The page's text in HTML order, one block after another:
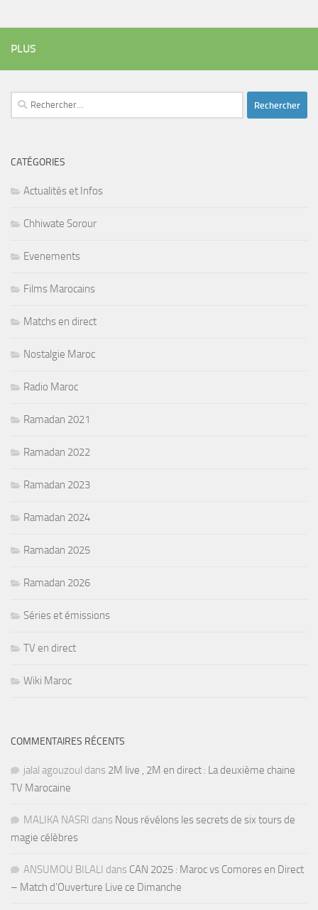
PLUS
Rechercher :
CATÉGORIES
Actualités et Infos
Chhiwate Sorour
Evenements
Films Marocains
Matchs en direct
Nostalgie Maroc
Radio Maroc
Ramadan 2021
Ramadan 2022
Ramadan 2023
Ramadan 2024
Ramadan 2025
Ramadan 2026
Séries et émissions
TV en direct
Wiki Maroc
COMMENTAIRES RÉCENTS
jalal agouzoul dans 2M live , 2M en direct : La deuxième chaine
TV Marocaine
MALIKA NASRI dans Nous révélons les secrets de six tours de
magie célèbres
ANSUMOU BILALI dans CAN 2025 : Maroc vs Comores en Direct
– Match d’Ouverture Live ce Dimanche